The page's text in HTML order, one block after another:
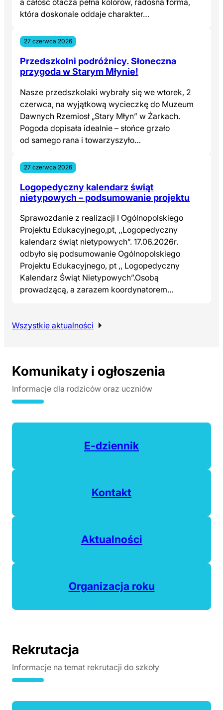
a całość otacza pełna kolorów, radosna forma,
która doskonale oddaje charakter…
27 czerwca 2026
Przedszkolni podróżnicy. Słoneczna
przygoda w Starym Młynie!
Nasze przedszkolaki wybrały się we wtorek, 2
czerwca, na wyjątkową wycieczkę do Muzeum
Dawnych Rzemiosł „Stary Młyn” w Żarkach.
Pogoda dopisała idealnie – słońce grzało
od samego rana i towarzyszyło…
27 czerwca 2026
Logopedyczny kalendarz świąt
nietypowych – podsumowanie projektu
Sprawozdanie z realizacji I Ogólnopolskiego
Projektu Edukacyjnego,pt, ,,Logopedyczny
kalendarz świąt nietypowych”. 17.06.2026r.
odbyło się podsumowanie Ogólnopolskiego
Projektu Edukacyjnego, pt ,, Logopedyczny
Kalendarz Świąt Nietypowych”.Osobą
prowadzącą, a zarazem koordynatorem…
Wszystkie aktualności
Komunikaty i ogłoszenia
Informacje dla rodziców oraz uczniów
E-dziennik(otwiera się w nowej
Kontakt
Aktualności
Organizacja roku
Rekrutacja
Informacje na temat rekrutacji do szkoły